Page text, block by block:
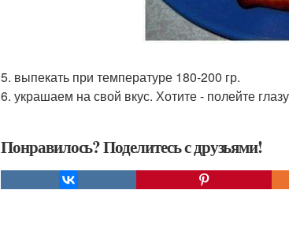
5. выпекать при температуре 180-200 гр.
6. украшаем на свой вкус. Хотите - полейте
Понравилось? Поделитесь с друзьями!